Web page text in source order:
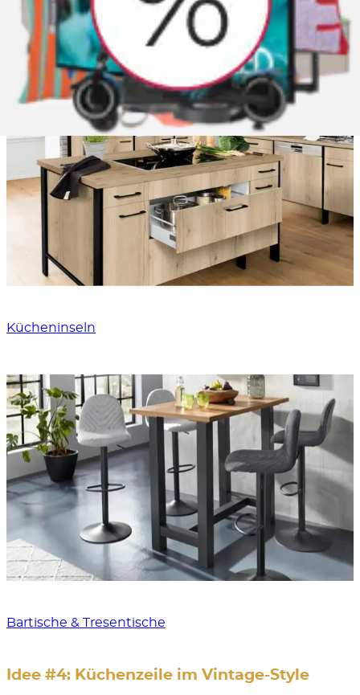
Kücheninseln
Bartische & Tresentische
Idee #4: Küchenzeile im Vintage-Style